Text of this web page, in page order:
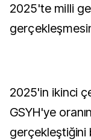
2025'te milli
2025'in ikinci
GSYH'ye
gerçekleştiğini